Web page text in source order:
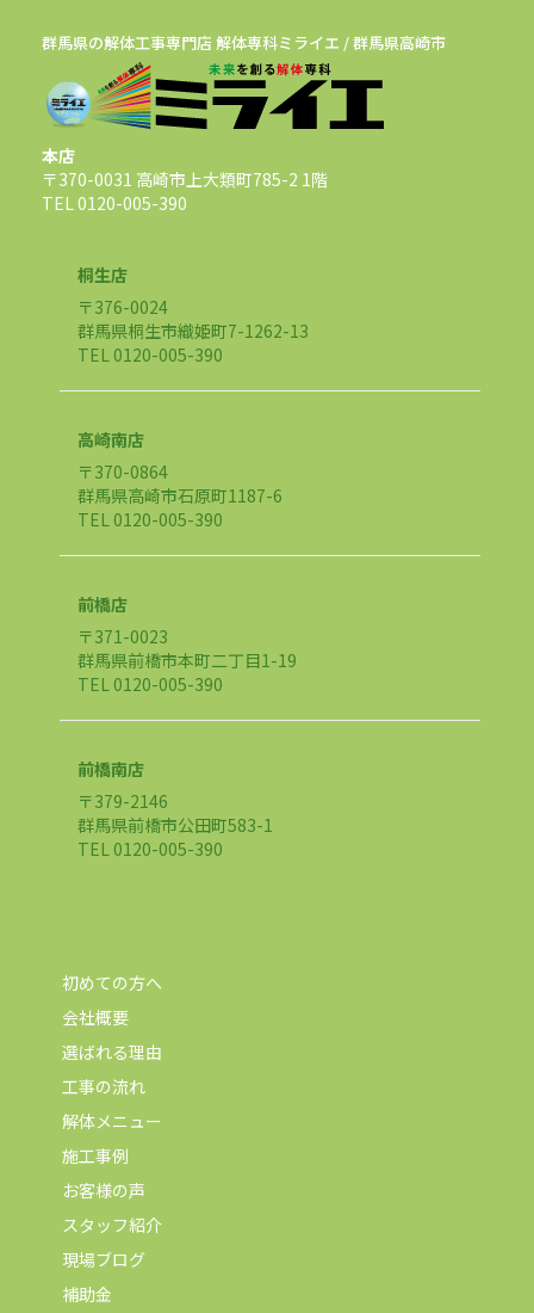
群馬県の解体工事専門店 解体専科ミライエ / 群馬県高崎市
本店
〒370-0031 高崎市上大類町785-2 1階
TEL 0120-005-390
桐生店
〒376-0024
群馬県桐生市織姫町7-1262-13
TEL 0120-005-390
高崎南店
〒370-0864
群馬県高崎市石原町1187-6
TEL 0120-005-390
前橋店
〒371-0023
群馬県前橋市本町二丁目1-19
TEL 0120-005-390
前橋南店
〒379-2146
群馬県前橋市公田町583-1
TEL 0120-005-390
初めての方へ
会社概要
選ばれる理由
工事の流れ
解体メニュー
施工事例
お客様の声
スタッフ紹介
現場ブログ
補助金